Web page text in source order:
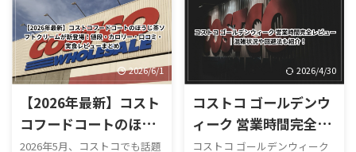
2026/6/1
【2026年最新】コスト
コフードコートのほう
じ茶ソフトクリームが
2026年5月、コストコでも話題
2026/4/30
コストコ ゴールデンウ
ィーク 営業時間完全レ
ビュー｜混雑状況や回
コストコ ゴールデンウィーク